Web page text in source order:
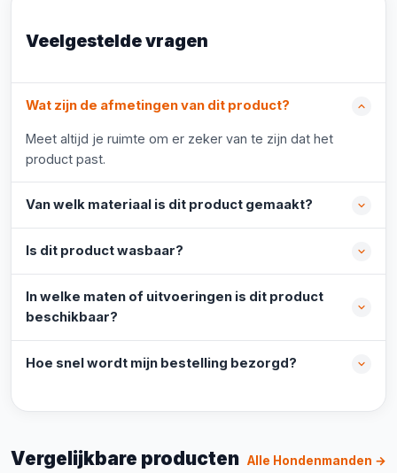
Veelgestelde vragen
Wat zijn de afmetingen van dit product?
Meet altijd je ruimte om er zeker van te zijn dat het
product past.
Van welk materiaal is dit product gemaakt?
Is dit product wasbaar?
In welke maten of uitvoeringen is dit product
beschikbaar?
Hoe snel wordt mijn bestelling bezorgd?
Vergelijkbare producten Alle Hondenmanden →